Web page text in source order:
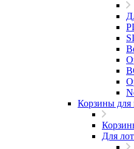
Корзины для
Для